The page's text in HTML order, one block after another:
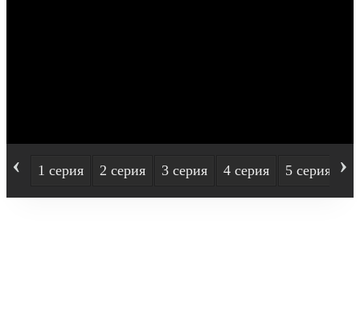
‹ 1 серия 2 серия 3 серия 4 серия 5 серия ›